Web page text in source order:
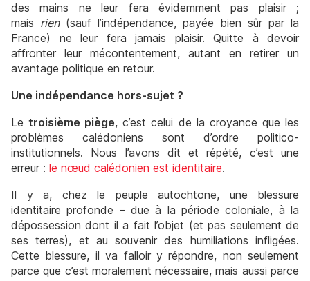
des mains ne leur fera évidemment pas plaisir ;
mais rien (sauf l’indépendance, payée bien sûr par la
France) ne leur fera jamais plaisir. Quitte à devoir
affronter leur mécontentement, autant en retirer un
avantage politique en retour.
Une indépendance hors-sujet ?
Le troisième piège, c’est celui de la croyance que les
problèmes calédoniens sont d’ordre politico-
institutionnels. Nous l’avons dit et répété, c’est une
erreur : le nœud calédonien est identitaire.
Il y a, chez le peuple autochtone, une blessure
identitaire profonde – due à la période coloniale, à la
dépossession dont il a fait l’objet (et pas seulement de
ses terres), et au souvenir des humiliations infligées.
Cette blessure, il va falloir y répondre, non seulement
parce que c’est moralement nécessaire, mais aussi parce